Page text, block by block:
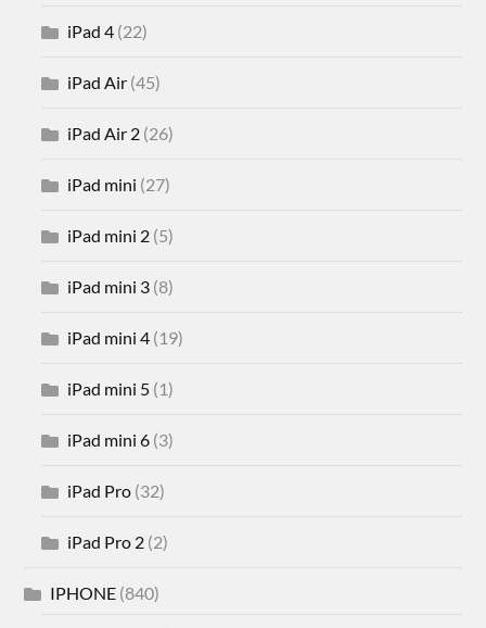
iPad 4 (22)
iPad Air (45)
iPad Air 2 (26)
iPad mini (27)
iPad mini 2 (5)
iPad mini 3 (8)
iPad mini 4 (19)
iPad mini 5 (1)
iPad mini 6 (3)
iPad Pro (32)
iPad Pro 2 (2)
IPHONE (840)